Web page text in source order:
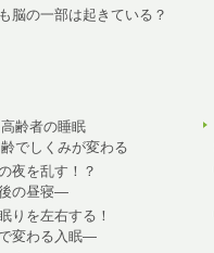
脳の一部は起きている？
齢者の睡眠
でしくみが変わる
夜を乱す！？
の昼寝—
りを左右する！
変わる入眠—